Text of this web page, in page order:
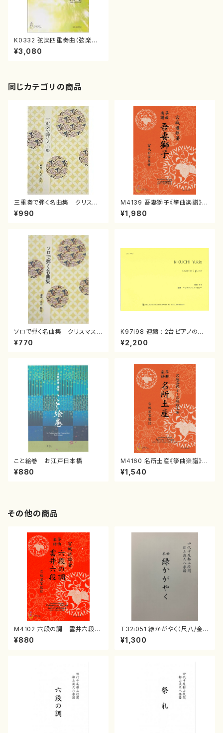
K0332 弦楽四重奏曲（弦楽四
重奏/小林 新/楽譜）
¥3,080
同じカテゴリの商品
三重奏で弾く名曲集 クリスマ
スメドレー( 箏2/大平光美 編
曲/楽譜）
¥990
M4139 吾妻獅子《箏曲楽譜》
（箏/宮城道雄著・宮城宗家監修/
箏曲古典楽譜）
¥1,980
ソロで弾く名曲集 クリスマス・
イブ／恋人がサンタクロース(
箏独奏 /大平光美 編曲/楽
¥770
K97i98 連禱 : 2台ピアノのた
めの（2 Pianos / 菊池 幸夫 /
楽譜）
¥2,200
こと絵巻 お江戸日本橋
¥880
M4160 名所土産《箏曲楽譜》
（箏/宮城喜代子・宮城数江著・
宮城宗家監修/箏曲古典楽譜）
¥1,540
その他の商品
M4102 六段の調 雲井六段
（箏/宮城道雄著・宮城宗家監修/
箏曲古典楽譜）
¥880
T32i051 緑かがやく（尺八/金
森高山/楽譜）都山流公刊楽譜曲
番：50
¥1,300